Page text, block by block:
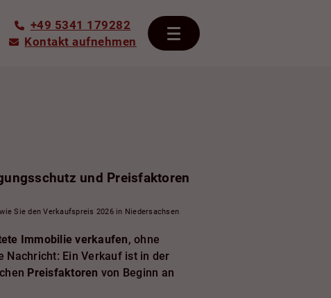
+49 5341 179282
Kontakt aufnehmen
und Preisfaktoren
Sie den Verkaufspreis 2026 in Niedersachsen
Immobilie verkaufen, ohne
Nachricht: Ein Verkauf ist in der
Preisfaktoren von Beginn an